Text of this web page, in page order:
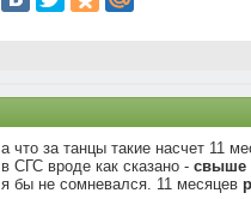
а что за танцы такие насчет 11
в СГС вроде как сказано - свыше
я бы не сомневался. 11 месяцев